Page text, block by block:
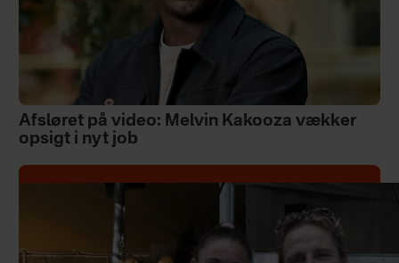
Afsløret på video: Melvin Kakooza vækker
opsigt i nyt job